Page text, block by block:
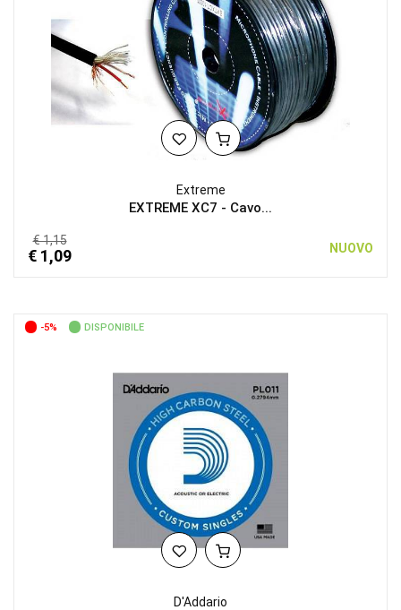
Extreme
EXTREME XC7 - Cavo...
€ 1,15
€ 1,09 NUOVO
-5% DISPONIBILE
D'Addario